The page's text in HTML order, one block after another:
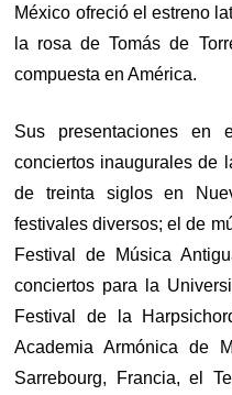
México ofreció el estreno
la rosa de Tomás de
compuesta en América.
Sus presentaciones en
conciertos inaugurales de
de treinta siglos en
festivales diversos; el de
Festival de Música
conciertos para la
Festival de la
Academia Armónica de
Sarrebourg, Francia, el